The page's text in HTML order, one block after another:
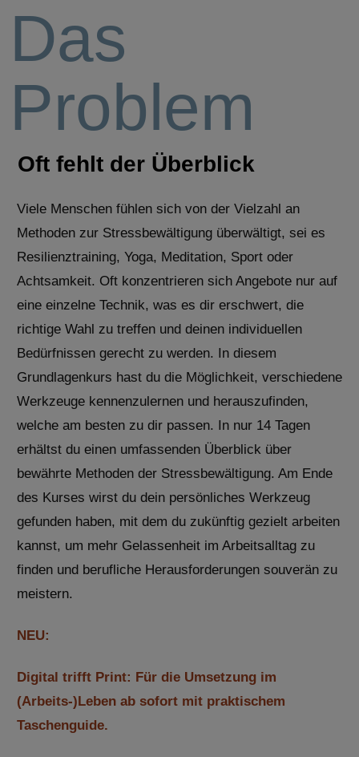
Das
Problem
Oft fehlt der Überblick
Viele Menschen fühlen sich von der Vielzahl an
Methoden zur Stressbewältigung überwältigt, sei es
Resilienztraining, Yoga, Meditation, Sport oder
Achtsamkeit. Oft konzentrieren sich Angebote nur auf
eine einzelne Technik, was es dir erschwert, die
richtige Wahl zu treffen und deinen individuellen
Bedürfnissen gerecht zu werden. In diesem
Grundlagenkurs hast du die Möglichkeit, verschiedene
Werkzeuge kennenzulernen und herauszufinden,
welche am besten zu dir passen. In nur 14 Tagen
erhältst du einen umfassenden Überblick über
bewährte Methoden der Stressbewältigung. Am Ende
des Kurses wirst du dein persönliches Werkzeug
gefunden haben, mit dem du zukünftig gezielt arbeiten
kannst, um mehr Gelassenheit im Arbeitsalltag zu
finden und berufliche Herausforderungen souverän zu
meistern.
NEU:
Digital trifft Print: Für die Umsetzung im
(Arbeits-)Leben ab sofort mit praktischem
Taschenguide.